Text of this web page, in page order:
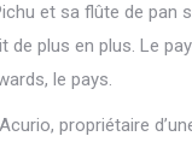
et sa flûte de
de plus en plus. Le
le pays.
propriétaire